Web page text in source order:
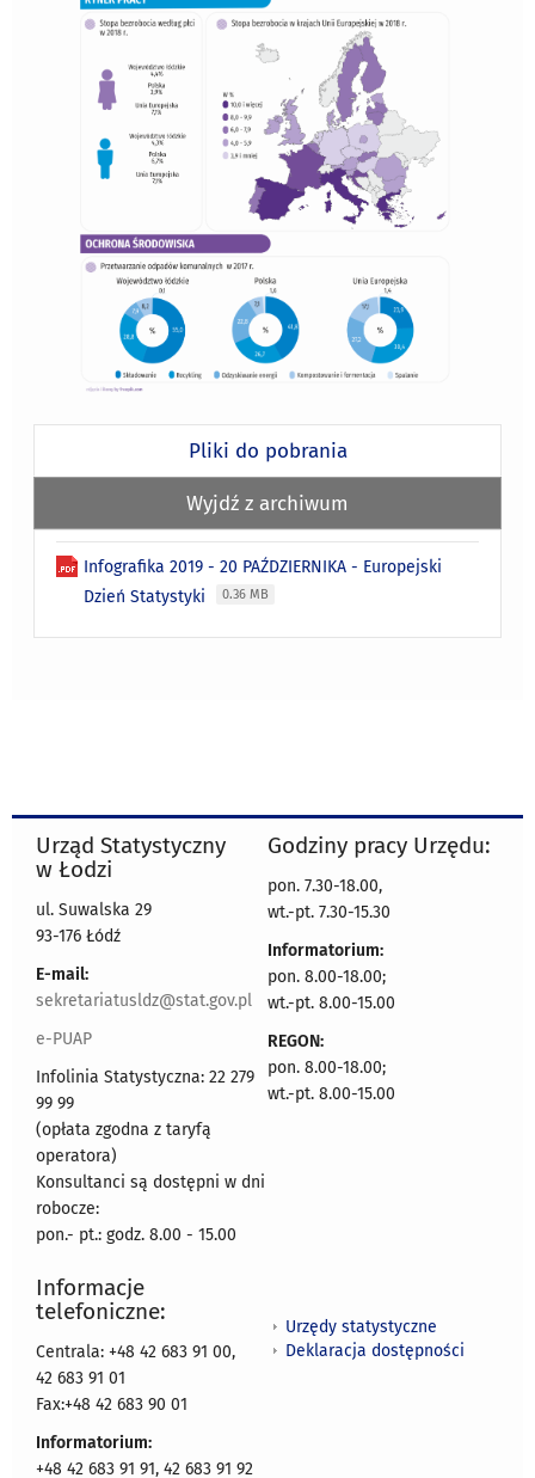
Pliki do pobrania
Wyjdź z archiwum
Infografika 2019 - 20 PAŹDZIERNIKA - Europejski
Dzień Statystyki
0.36 MB
Urząd Statystyczny
w Łodzi
ul. Suwalska 29
93-176 Łódź
E-mail:
sekretariatusldz@stat.gov.pl
e-PUAP
Infolinia Statystyczna: 22 279
99 99
(opłata zgodna z taryfą
operatora)
Konsultanci są dostępni w dni
robocze:
pon.- pt.: godz. 8.00 - 15.00
Godziny pracy Urzędu:
pon. 7.30-18.00,
wt.-pt. 7.30-15.30
Informatorium:
pon. 8.00-18.00;
wt.-pt. 8.00-15.00
REGON:
pon. 8.00-18.00;
wt.-pt. 8.00-15.00
Informacje
telefoniczne:
Centrala: +48 42 683 91 00,
42 683 91 01
Fax:+48 42 683 90 01
Informatorium:
+48 42 683 91 91, 42 683 91 92
Urzędy statystyczne
Deklaracja dostępności